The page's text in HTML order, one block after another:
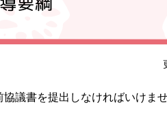
議書を提出しなければいけませ